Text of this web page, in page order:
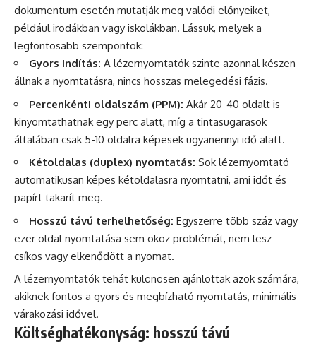
dokumentum esetén mutatják meg valódi előnyeiket,
például irodákban vagy iskolákban. Lássuk, melyek a
legfontosabb szempontok:
Gyors indítás: A lézernyomtatók szinte azonnal készen
állnak a nyomtatásra, nincs hosszas melegedési fázis.
Percenkénti oldalszám (PPM): Akár 20-40 oldalt is
kinyomtathatnak egy perc alatt, míg a tintasugarasok
általában csak 5-10 oldalra képesek ugyanennyi idő alatt.
Kétoldalas (duplex) nyomtatás: Sok lézernyomtató
automatikusan képes kétoldalasra nyomtatni, ami időt és
papírt takarít meg.
Hosszú távú terhelhetőség: Egyszerre több száz vagy
ezer oldal nyomtatása sem okoz problémát, nem lesz
csíkos vagy elkenődött a nyomat.
A lézernyomtatók tehát különösen ajánlottak azok számára,
akiknek fontos a gyors és megbízható nyomtatás, minimális
várakozási idővel.
Költséghatékonyság: hosszú távú